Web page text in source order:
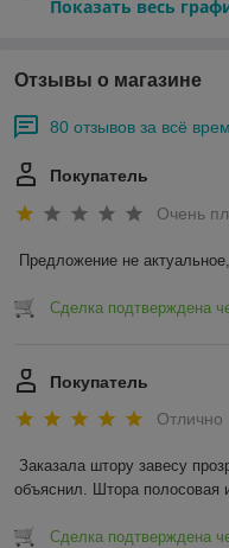
Показать весь
Отзывы о магазине
80 отзывов за всё
Покупатель
Очень
Предложение не
Сделка подтверждена
Покупатель
Отлично
Заказала штору завесу
объяснил. Штора полосовая
Сделка подтверждена